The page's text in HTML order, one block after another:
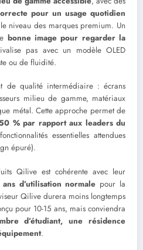
pour un usage quotidien
niveau des marques premium. Un
bonne image pour regarder la
pas avec un modèle OLED
ou de fluidité.
de qualité intermédiaire : écrans
milieu de gamme, matériaux
métal. Cette approche permet de
% par rapport aux leaders du
essentielles attendues
épuré).
Qilive est cohérente avec leur
d’utilisation normale pour la
Qilive durera moins longtemps
pour 10-15 ans, mais conviendra
d’étudiant, une résidence
.